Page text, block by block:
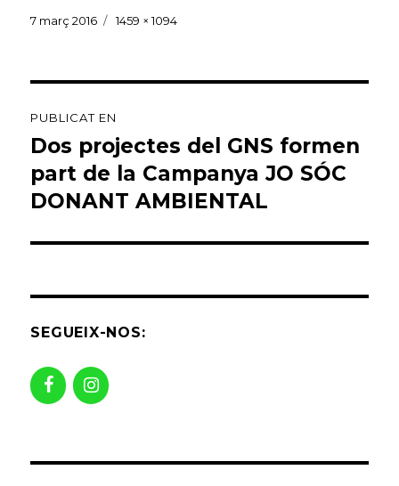
Publicat
7 març 2016
Mida
1459 × 1094
d'entrades
PUBLICAT EN
Dos projectes del GNS formen
part de la Campanya JO SÓC
DONANT AMBIENTAL
SEGUEIX-NOS: